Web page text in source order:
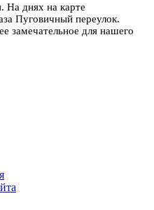
На днях на карте
Пуговичный переулок.
замечательное для нашего